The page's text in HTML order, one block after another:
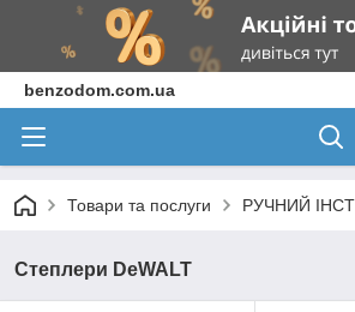
benzodom.com.ua
Товари та послуги РУЧНИЙ
Степлери DeWALT